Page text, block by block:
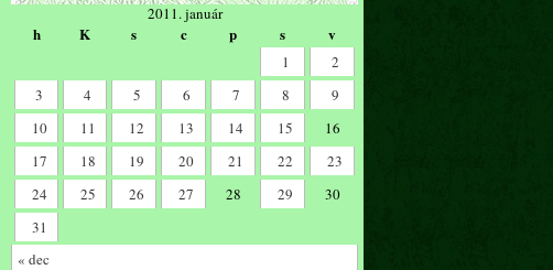
2011. január
h K s c p s v
1
2
3
4 5 6 7 8
9
10
11 12 13 14 15
16
17
18 19 20 21 22
23
24
25 26 27 28 29
30
31
« dec